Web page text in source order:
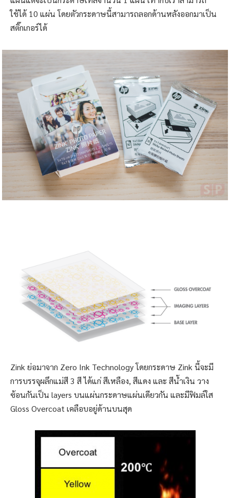
ใช้ได้ 10 แผ่น โดยตัวกระดาษนี้สามารถลอกด้านหลังออกมาเป็น
สติ๊กเกอร์ได้
Zink ย่อมาจาก Zero Ink Technology โดยกระดาษ Zink นี้จะมี
การบรรจุผลึกแม่สี 3 สี ได้แก่ สีเหลือง, สีแดง และ สีน้ำเงิน วาง
ซ้อนกันเป็น layers บนแผ่นกระดาษแผ่นเดียวกัน และมีฟิมล์ใส
Gloss Overcoat เคลือบอยู่ด้านบนสุด